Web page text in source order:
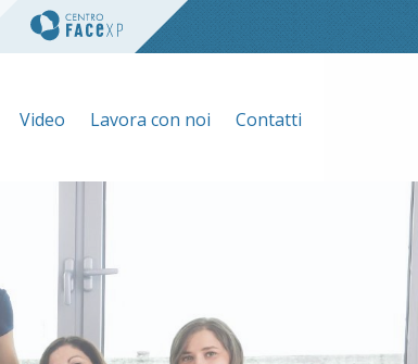
Video Lavora con noi Contatti